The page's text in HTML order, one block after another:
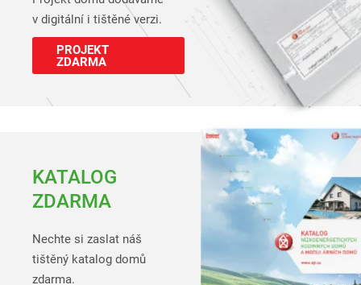
v digitální i tištěné verzi.
PROJEKT
ZDARMA
KATALOG
ZDARMA
Nechte si zaslat náš
tištěný katalog domů
zdarma.